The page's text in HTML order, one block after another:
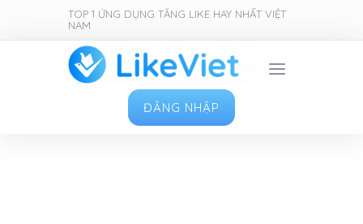
TOP 1 ỨNG DỤNG TĂNG LIKE HAY NHẤT VIỆT
NAM
ĐĂNG NHẬP